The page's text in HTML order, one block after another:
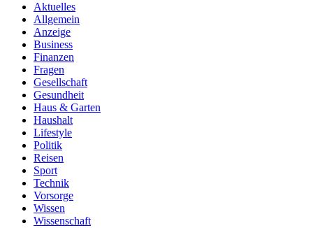
Aktuelles
Allgemein
Anzeige
Business
Finanzen
Fragen
Gesellschaft
Gesundheit
Haus & Garten
Haushalt
Lifestyle
Politik
Reisen
Sport
Technik
Vorsorge
Wissen
Wissenschaft